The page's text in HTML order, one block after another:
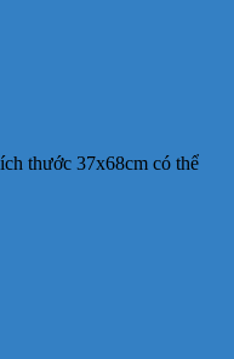
thước 37x68cm có thể